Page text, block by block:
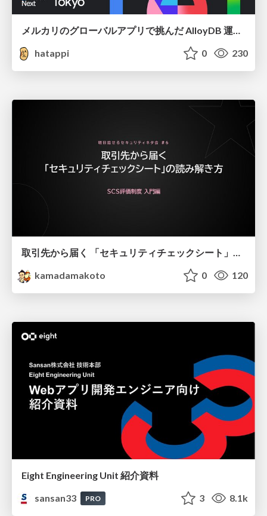
メルカリのグローバルアプリで挑んだ AlloyDB 運用と課題解決の実践記
hatappi
0 230
取引先から届く 「セキュリティチェックシート」の読み解き方
kamadamakoto
0 120
Eight Engineering Unit 紹介資料
sansan33
PRO 3 8.1k